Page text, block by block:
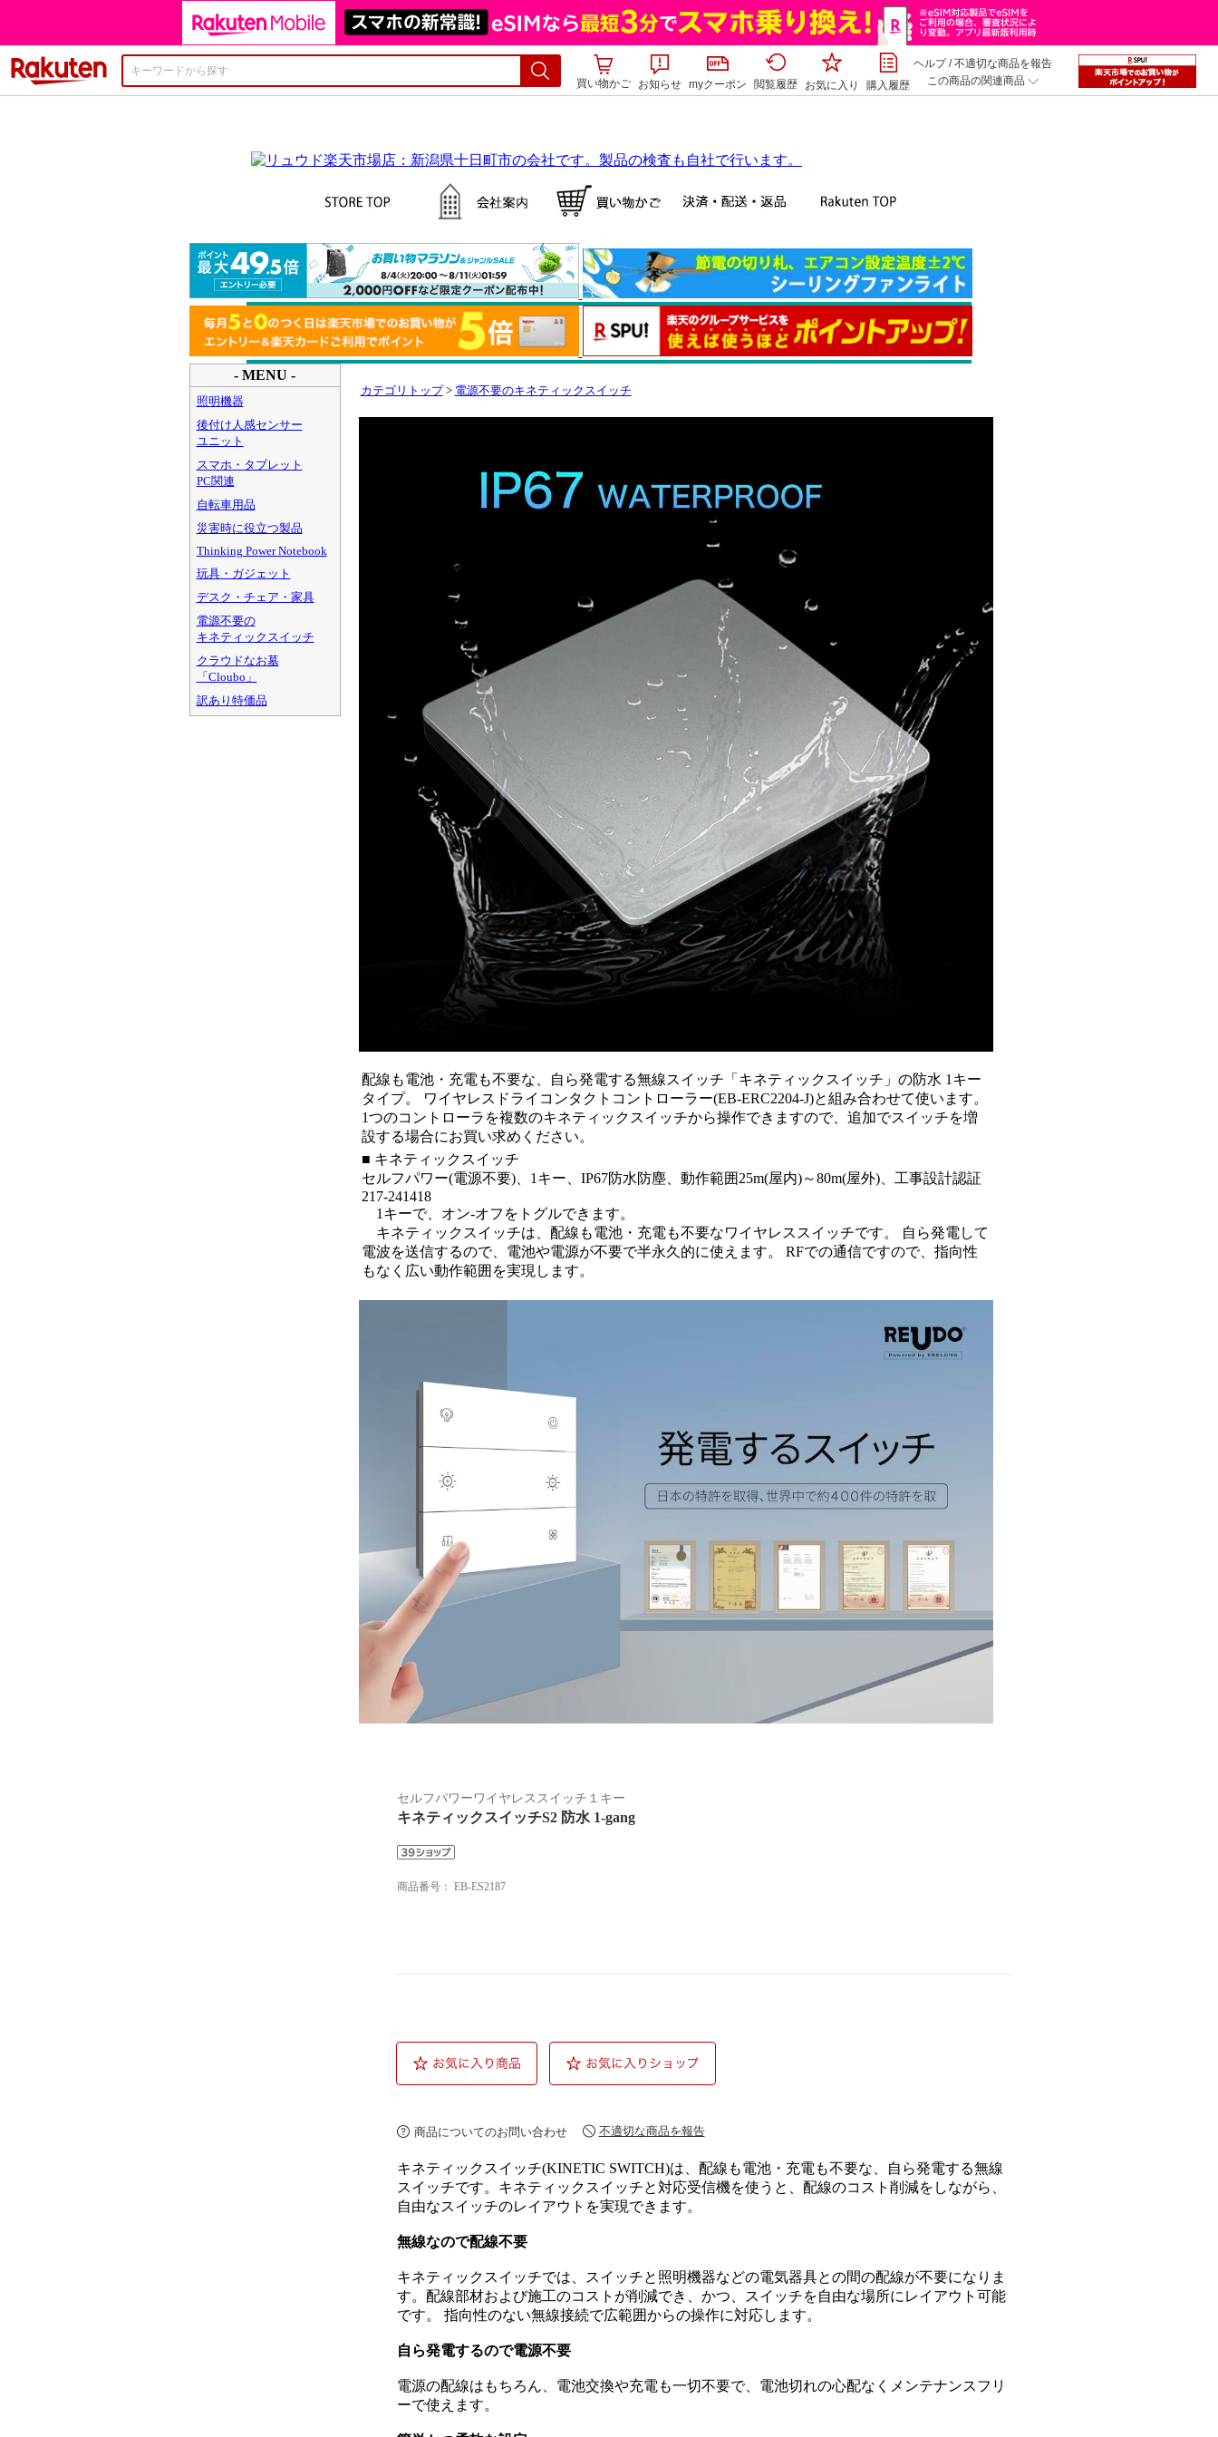
買い物かご
お知らせ myクーポン 閲覧履歴 お気に入り 購入履歴
ヘルプ/不適切な商品を報告
この商品の関連商品
- MENU -
照明機器
後付け人感センサー
ユニット
スマホ・タブレット
PC関連
自転車用品
災害時に役立つ製品
Thinking Power Notebook
玩具・ガジェット
デスク・チェア・家具
電源不要の
キネティックスイッチ
クラウドなお墓
「Cloubo」
訳あり特価品
カテゴリトップ> 電源不要のキネティックスイッチ
配線も電池・充電も不要な、自ら発電する無線スイッチ「キネティックスイッチ」の防水 1キー
タイプ。 ワイヤレスドライコンタクトコントローラー(EB-ERC2204-J)と組み合わせて使います。
1つのコントローラを複数のキネティックスイッチから操作できますので、追加でスイッチを増
設する場合にお買い求めください。
■ キネティックスイッチ
セルフパワー(電源不要)、1キー、IP67防水防塵、動作範囲25m(屋内)～80m(屋外)、工事設計認証
217-241418
1キーで、オン-オフをトグルできます。
キネティックスイッチは、配線も電池・充電も不要なワイヤレススイッチです。 自ら発電して
電波を送信するので、電池や電源が不要で半永久的に使えます。 RFでの通信ですので、指向性
もなく広い動作範囲を実現します。
セルフパワーワイヤレススイッチ１キー
キネティックスイッチS2 防水 1-gang
商品番号： EB-ES2187
商品についてのお問い合わせ 不適切な商品を報告
キネティックスイッチ(KINETIC SWITCH)は、配線も電池・充電も不要な、自ら発電する無線
スイッチです。キネティックスイッチと対応受信機を使うと、配線のコスト削減をしながら、
自由なスイッチのレイアウトを実現できます。
無線なので配線不要
キネティックスイッチでは、スイッチと照明機器などの電気器具との間の配線が不要になりま
す。配線部材および施工のコストが削減でき、かつ、スイッチを自由な場所にレイアウト可能
です。 指向性のない無線接続で広範囲からの操作に対応します。
自ら発電するので電源不要
電源の配線はもちろん、電池交換や充電も一切不要で、電池切れの心配なくメンテナンスフリ
ーで使えます。